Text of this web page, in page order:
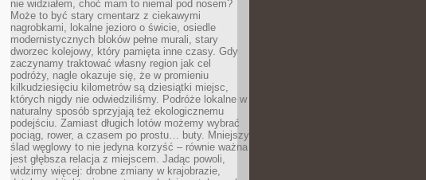
nie widziałem, choć mam to niemal pod nosem?
Może to być stary cmentarz z ciekawymi
nagrobkami, lokalne jezioro o świcie, osiedle
modernistycznych bloków pełne murali, stary
dworzec kolejowy, który pamięta inne czasy. Gdy
zaczynamy traktować własny region jak cel
podróży, nagle okazuje się, że w promieniu
kilkudziesięciu kilometrów są dziesiątki miejsc,
których nigdy nie odwiedziliśmy. Podróże lokalne w
naturalny sposób sprzyjają też ekologicznemu
podejściu. Zamiast długich lotów możemy wybrać
pociąg, rower, a czasem po prostu… buty. Mniejszy
ślad węglowy to nie jedyna korzyść – równie ważna
jest głębsza relacja z miejscem. Jadąc powoli,
widzimy więcej: drobne zmiany w krajobrazie,